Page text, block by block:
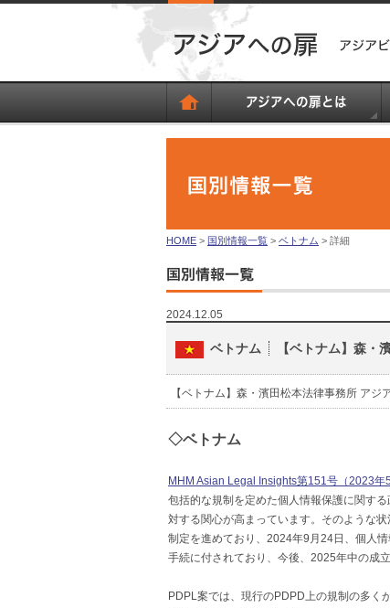
HOME > 国別情報一覧 > ベトナム > 詳細
2024.12.05
ベトナム 【ベトナム】森・
【ベトナム】森・濱田松本法律事務所 アジ
◇ベトナム
MHM Asian Legal Insights第151号（2023年5
包括的な規制を定めた個人情報保護に関す
対する関心が高まっています。そのような
制定を進めており、2024年9月24日、個人
手続に付されており、今後、2025年中の成
PDPL案では、現行のPDPD上の規制の多く